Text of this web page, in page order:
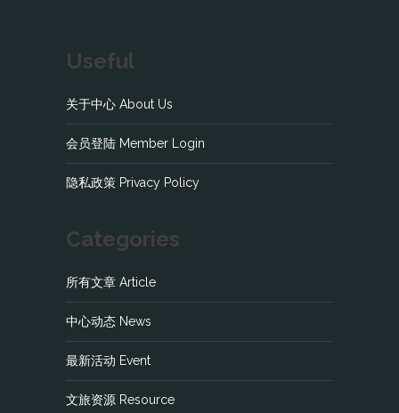
Useful
关于中心 About Us
会员登陆 Member Login
隐私政策 Privacy Policy
Categories
所有文章 Article
中心动态 News
最新活动 Event
文旅资源 Resource